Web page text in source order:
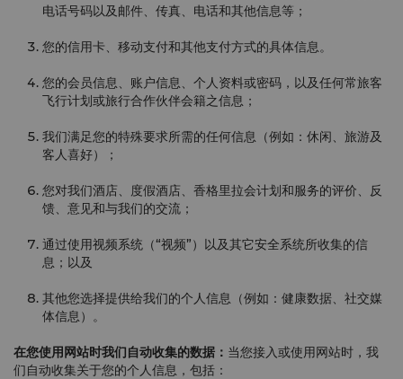
电话号码以及邮件、传真、电话和其他信息等；
您的信用卡、移动支付和其他支付方式的具体信息。
您的会员信息、账户信息、个人资料或密码，以及任何常旅客
飞行计划或旅行合作伙伴会籍之信息；
我们满足您的特殊要求所需的任何信息（例如：休闲、旅游及
客人喜好）；
您对我们酒店、度假酒店、香格里拉会计划和服务的评价、反
馈、意见和与我们的交流；
通过使用视频系统（“视频”）以及其它安全系统所收集的信
息；以及
其他您选择提供给我们的个人信息（例如：健康数据、社交媒
体信息）。
在您使用网站时我们自动收集的数据： 当您接入或使用网站时，我
们自动收集关于您的个人信息，包括：